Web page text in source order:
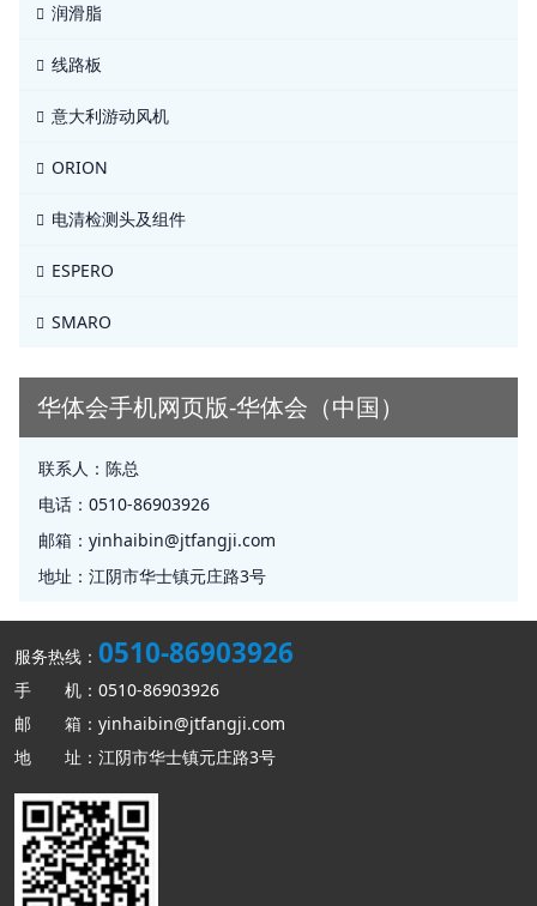
润滑脂
线路板
意大利游动风机
ORION
电清检测头及组件
ESPERO
SMARO
华体会手机网页版-华体会（中国）
联系人： 陈总
电话： 0510-86903926
邮箱： yinhaibin@jtfangji.com
地址： 江阴市华士镇元庄路3号
服务热线： 0510-86903926
手 机：0510-86903926
邮 箱：yinhaibin@jtfangji.com
地 址：江阴市华士镇元庄路3号